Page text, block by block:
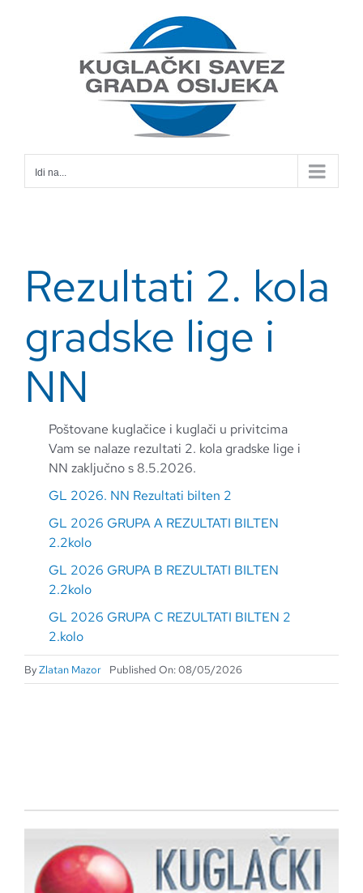
Idi na...
Rezultati 2. kola
gradske lige i
NN
Poštovane kuglačice i kuglači u privitcima
Vam se nalaze rezultati 2. kola gradske lige i
NN zaključno s 8.5.2026.
GL 2026. NN Rezultati bilten 2
GL 2026 GRUPA A REZULTATI BILTEN
2.2kolo
GL 2026 GRUPA B REZULTATI BILTEN
2.2kolo
GL 2026 GRUPA C REZULTATI BILTEN 2
2.kolo
ByZlatan Mazor Published On: 08/05/2026